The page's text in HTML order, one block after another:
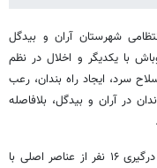
شهرستان آران و بیدگل
با یکدیگر و اخلال در نظم
سرد، ایجاد راه بندان، رعب
آران و بیدگل، بلافاصله
سرهنگ قدرت الله صالحان افزود: ساعاتی پس از درگیری ۱۶ نفر از عناصر اصلی با